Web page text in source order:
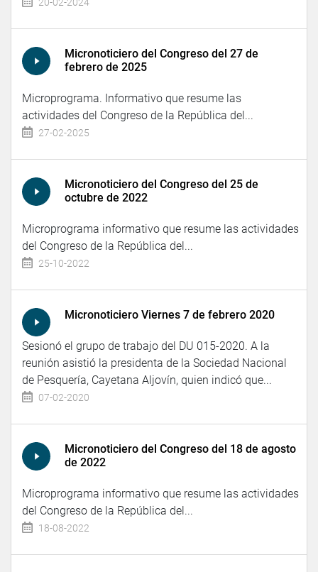
Micronoticiero del Congreso del 27 de
febrero de 2025
Microprograma. Informativo que resume las
actividades del Congreso de la República del...
27-02-2025
Micronoticiero del Congreso del 25 de
octubre de 2022
Microprograma informativo que resume las actividades
del Congreso de la República del...
25-10-2022
Micronoticiero Viernes 7 de febrero 2020
Sesionó el grupo de trabajo del DU 015-2020. A la
reunión asistió la presidenta de la Sociedad Nacional
de Pesquería, Cayetana Aljovín, quien indicó que...
07-02-2020
Micronoticiero del Congreso del 18 de agosto
de 2022
Microprograma informativo que resume las actividades
del Congreso de la República del...
18-08-2022